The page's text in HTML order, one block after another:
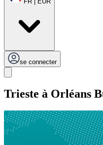
se connecter
Trieste à Orléans